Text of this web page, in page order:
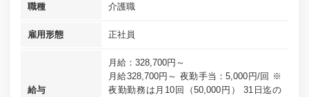
職種 介護職
雇用形態 正社員
給与
月給：328,700円～
月給328,700円～ 夜勤手当：5,000円/回 ※
夜勤勤務は月10回（50,000円） 31日迄の